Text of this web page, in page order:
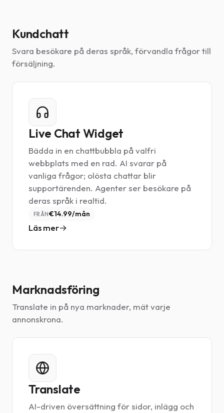
Kundchatt
Svara besökare på deras språk, förvandla frågor till
försäljning.
Live Chat Widget
Bädda in en chattbubbla på valfri
webbplats med en rad. AI svarar på
vanliga frågor; olösta chattar blir
supportärenden. Agenter ser besökare på
deras språk i realtid.
FRÅN€14.99/mån
Läs mer
Marknadsföring
Translate in på nya marknader, mät varje
annonskrona.
Translate
AI-driven översättning för sidor, inlägg och